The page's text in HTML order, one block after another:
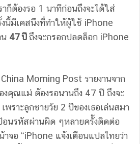
าก็ต้องรอ 1 นาทีก่อนถึงจะได้ใส่
นี้มีเคสนึงที่ทำให้ผู้ใช้ iPhone
47 ปีถึงจะกรอกปลดล็อก iPhone
Morning Post รายงานจาก
งคุณแม่ ต้องรอนานถึง 47 ปี ถึงจะ
ราะลูกชายวัย 2 ปีของเธอเล่นสมา
นรหัสผ่านผิด ๆหลายครั้งติดต่อ
จอ “iPhone แจ้งเตือนแปลไทยว่า